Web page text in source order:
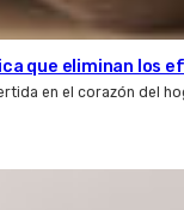
que eliminan los
en el corazón del